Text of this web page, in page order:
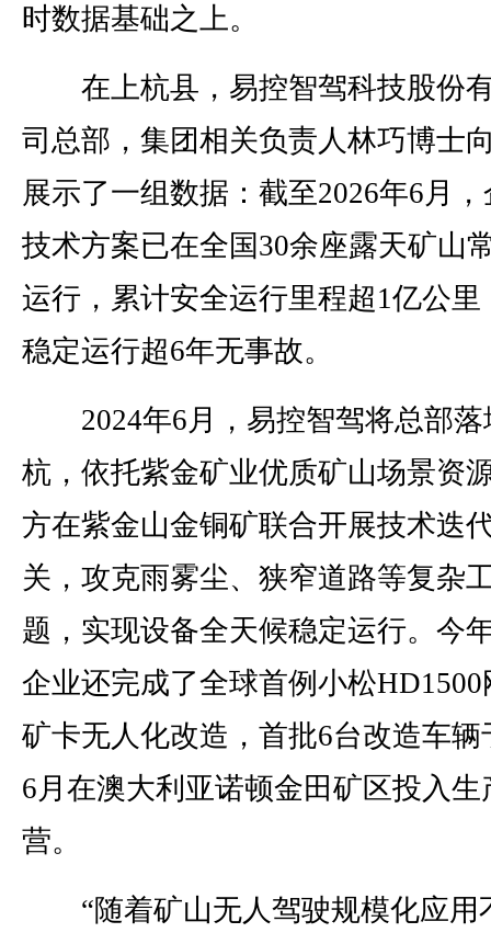
时数据基础之上。
在上杭县，易控智驾科技股份
司总部，集团相关负责人林巧博士
展示了一组数据：截至2026年6月
技术方案已在全国30余座露天矿山
运行，累计安全运行里程超1亿公里
稳定运行超6年无事故。
2024年6月，易控智驾将总部落
杭，依托紫金矿业优质矿山场景资
方在紫金山金铜矿联合开展技术迭
关，攻克雨雾尘、狭窄道路等复杂
题，实现设备全天候稳定运行。今
企业还完成了全球首例小松HD1500
矿卡无人化改造，首批6台改造车辆
6月在澳大利亚诺顿金田矿区投入生
营。
“随着矿山无人驾驶规模化应用